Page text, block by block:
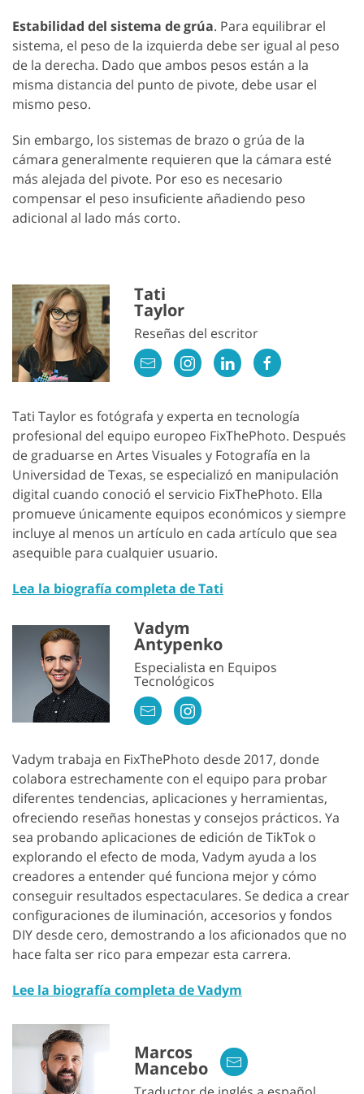
Estabilidad del sistema de grúa. Para equilibrar el
sistema, el peso de la izquierda debe ser igual al peso
de la derecha. Dado que ambos pesos están a la
misma distancia del punto de pivote, debe usar el
mismo peso.
Sin embargo, los sistemas de brazo o grúa de la
cámara generalmente requieren que la cámara esté
más alejada del pivote. Por eso es necesario
compensar el peso insuficiente añadiendo peso
adicional al lado más corto.
Tati
Taylor
Reseñas del escritor
Tati Taylor es fotógrafa y experta en tecnología
profesional del equipo europeo FixThePhoto. Después
de graduarse en Artes Visuales y Fotografía en la
Universidad de Texas, se especializó en manipulación
digital cuando conoció el servicio FixThePhoto. Ella
promueve únicamente equipos económicos y siempre
incluye al menos un artículo en cada artículo que sea
asequible para cualquier usuario.
Lea la biografía completa de Tati
Vadym
Antypenko
Especialista en Equipos
Tecnológicos
Vadym trabaja en FixThePhoto desde 2017, donde
colabora estrechamente con el equipo para probar
diferentes tendencias, aplicaciones y herramientas,
ofreciendo reseñas honestas y consejos prácticos. Ya
sea probando aplicaciones de edición de TikTok o
explorando el efecto de moda, Vadym ayuda a los
creadores a entender qué funciona mejor y cómo
conseguir resultados espectaculares. Se dedica a crear
configuraciones de iluminación, accesorios y fondos
DIY desde cero, demostrando a los aficionados que no
hace falta ser rico para empezar esta carrera.
Lee la biografía completa de Vadym
Marcos
Mancebo